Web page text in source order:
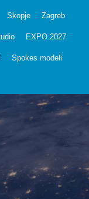
Skopje Zagreb
EXPO 2027
Spokes modeli